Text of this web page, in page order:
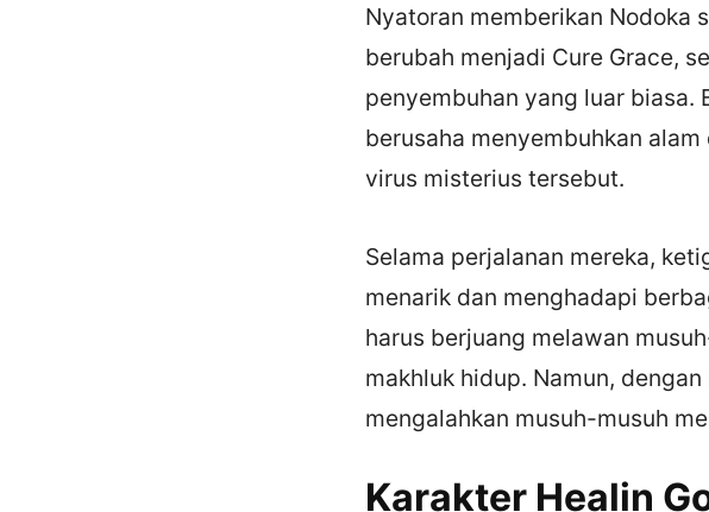
Nyatoran memberikan Nodoka
berubah menjadi Cure Grace,
penyembuhan yang luar biasa.
berusaha menyembuhkan
virus misterius tersebut.
Selama perjalanan mereka,
menarik dan menghadapi
harus berjuang melawan
makhluk hidup. Namun,
mengalahkan musuh-musuh
Karakter Healin